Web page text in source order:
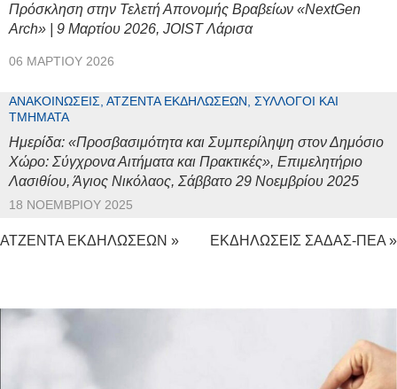
Πρόσκληση στην Τελετή Απονομής Βραβείων «NextGen
Arch» | 9 Μαρτίου 2026, JOIST Λάρισα
06 ΜΑΡΤΊΟΥ 2026
ΑΝΑΚΟΙΝΏΣΕΙΣ, ΑΤΖΈΝΤΑ ΕΚΔΗΛΏΣΕΩΝ, ΣΎΛΛΟΓΟΙ ΚΑΙ
ΤΜΉΜΑΤΑ
Ημερίδα: «Προσβασιμότητα και Συμπερίληψη στον Δημόσιο
Χώρο: Σύγχρονα Αιτήματα και Πρακτικές», Επιμελητήριο
Λασιθίου, Άγιος Νικόλαος, Σάββατο 29 Νοεμβρίου 2025
18 ΝΟΕΜΒΡΊΟΥ 2025
ΑΤΖΕΝΤΑ ΕΚΔΗΛΩΣΕΩΝ » ΕΚΔΗΛΩΣΕΙΣ ΣΑΔΑΣ-ΠΕΑ »